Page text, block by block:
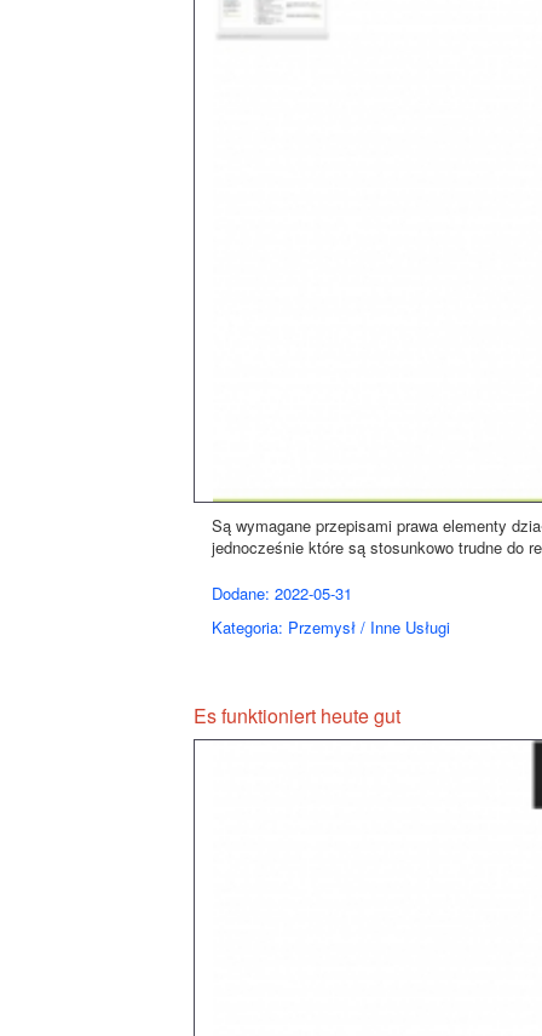
Są wymagane przepisami prawa elementy
jednocześnie które są stosunkowo trudne do
Dodane: 2022-05-31
Kategoria: Przemysł / Inne Usługi
Es funktioniert heute gut